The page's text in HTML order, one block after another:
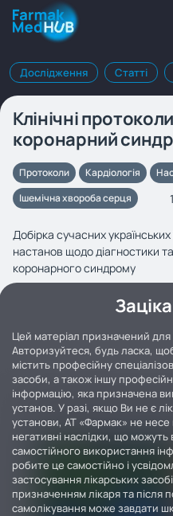
Дослідження Статті
Клінічні
коронарний
Протоколи Кардіологія
Ішемічна хвороба серця
Добірка сучасних
настанов щодо діагностики
коронарного синдрому
Цей матеріал призначений
Авторизуйтеся, будь ласка,
містить професійну
засоби, а також іншу
інформацію, яка призначена
установ. У разі, якщо Ви не є
установи, АТ «Фармак» не несе
негативні наслідки, що можуть
самостійного використання
робите це самостійно і
застосування лікарських
призначенням лікаря та після
самолікування може завдати